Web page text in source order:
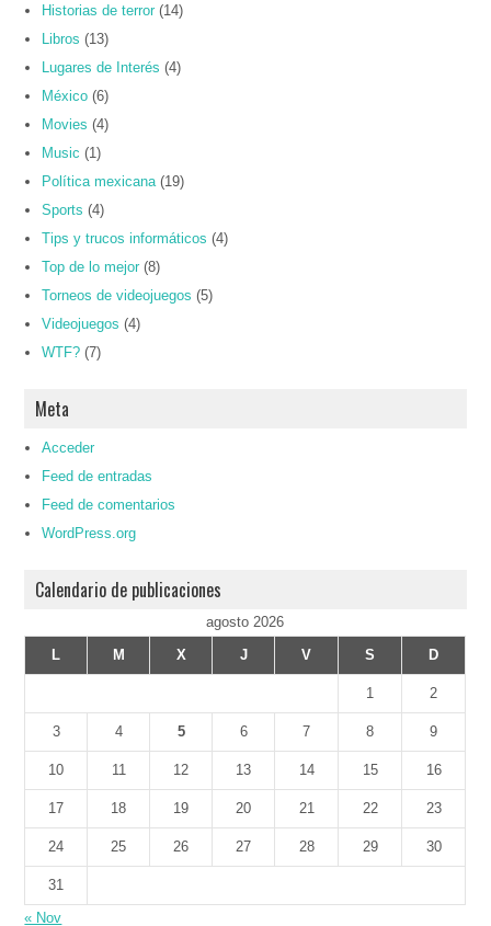
Historias de terror (14)
Libros (13)
Lugares de Interés (4)
México (6)
Movies (4)
Music (1)
Política mexicana (19)
Sports (4)
Tips y trucos informáticos (4)
Top de lo mejor (8)
Torneos de videojuegos (5)
Videojuegos (4)
WTF? (7)
Meta
Acceder
Feed de entradas
Feed de comentarios
WordPress.org
Calendario de publicaciones
agosto 2026
L
M X J V S D
1 2
3 4 5 6 7 8 9
10 11 12 13 14 15 16
17 18 19 20 21 22 23
24 25 26 27 28 29 30
31
« Nov